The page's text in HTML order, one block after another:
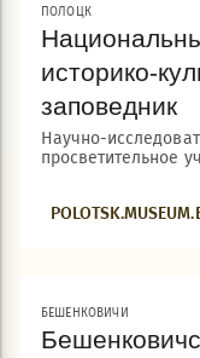
ПОЛОЦК
историко-
заповедник
Научно-
просветительное
БЕШЕНКОВИЧИ